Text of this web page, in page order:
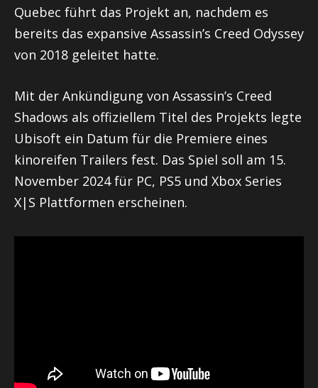
Quebec führt das Projekt an, nachdem es
bereits das expansive Assassin’s Creed Odyssey
von 2018 geleitet hatte.
Mit der Ankündigung von Assassin’s Creed
Shadows als offiziellem Titel des Projekts legte
Ubisoft ein Datum für die Premiere eines
kinoreifen Trailers fest. Das Spiel soll am 15.
November 2024 für PC, PS5 und Xbox Series
X|S Plattformen erscheinen.